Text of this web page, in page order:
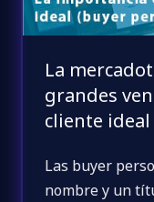
La
grandes
cliente
Las buyer
nombre y un